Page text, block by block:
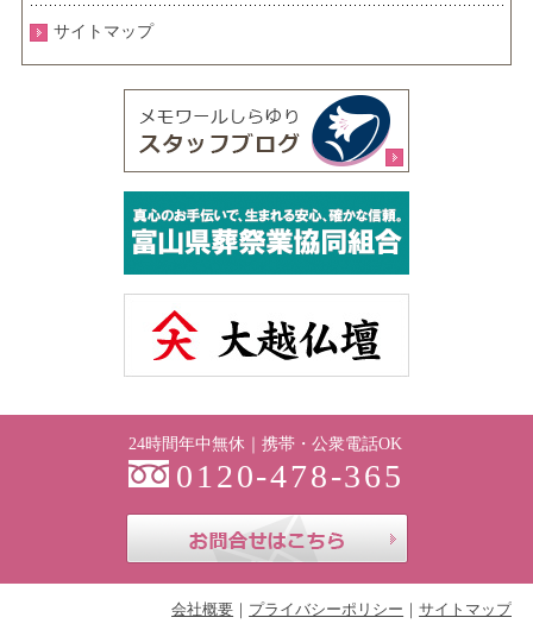
サイトマップ
24時間年中無休｜携帯・公衆電話OK
0120-478-365
会社概要 プライバシーポリシー サイトマップ